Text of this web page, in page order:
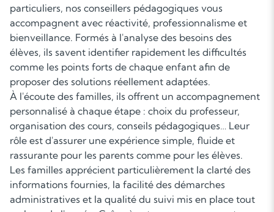
particuliers, nos conseillers pédagogiques vous
accompagnent avec réactivité, professionnalisme et
bienveillance. Formés à l'analyse des besoins des
élèves, ils savent identifier rapidement les difficultés
comme les points forts de chaque enfant afin de
proposer des solutions réellement adaptées.
À l'écoute des familles, ils offrent un accompagnement
personnalisé à chaque étape : choix du professeur,
organisation des cours, conseils pédagogiques… Leur
rôle est d'assurer une expérience simple, fluide et
rassurante pour les parents comme pour les élèves.
Les familles apprécient particulièrement la clarté des
informations fournies, la facilité des démarches
administratives et la qualité du suivi mis en place tout